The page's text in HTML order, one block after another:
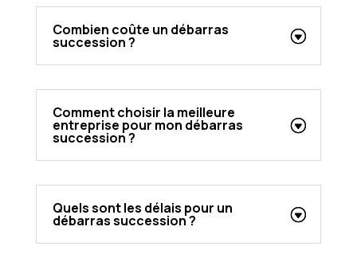
Combien coûte un débarras
succession ?
Comment choisir la meilleure
entreprise pour mon débarras
succession ?
Quels sont les délais pour un
débarras succession ?